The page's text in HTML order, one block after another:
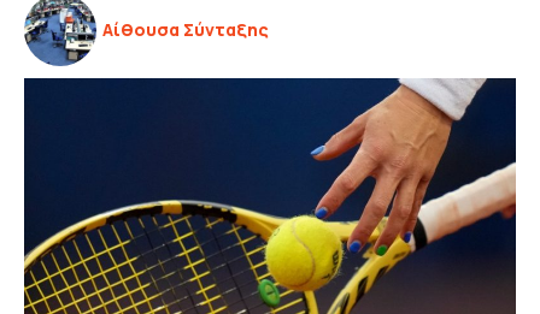
Αίθουσα Σύνταξης